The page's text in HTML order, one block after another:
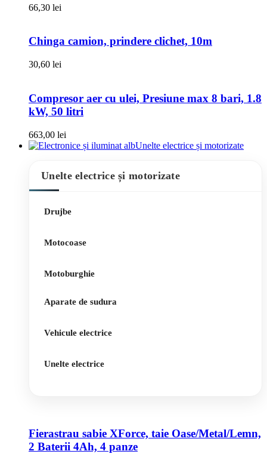
66,30 lei
Chinga camion, prindere clichet, 10m
30,60 lei
Compresor aer cu ulei, Presiune max 8 bari, 1.8
kW, 50 litri
663,00 lei
Unelte electrice și motorizate
Unelte electrice și motorizate
Drujbe
Motocoase
Motoburghie
Aparate de sudura
Vehicule electrice
Unelte electrice
Fierastrau sabie XForce, taie Oase/Metal/Lemn,
2 Baterii 4Ah, 4 panze